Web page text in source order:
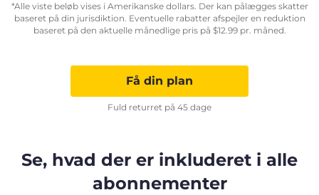
*Alle viste beløb vises i Amerikanske dollars. Der kan pålægges skatter
baseret på din jurisdiktion. Eventuelle rabatter afspejler en reduktion
baseret på den aktuelle månedlige pris på $12.99pr. måned.
Få din plan
Fuld returret på 45 dage
Se, hvad der er inkluderet i alle
abonnementer